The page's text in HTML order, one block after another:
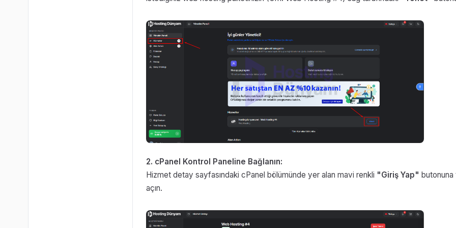
2. cPanel Kontrol Paneline Bağlanın:
Hizmet detay sayfasındaki cPanel bölümünde yer alan mavi renkli "Giriş Yap" butonuna
açın.